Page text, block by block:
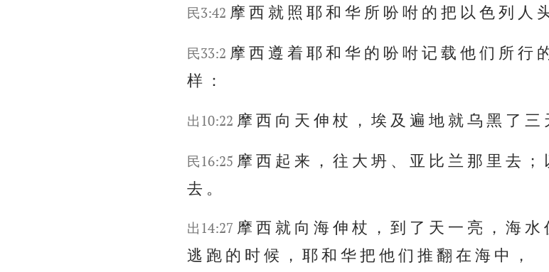
民3:42 摩 西 就 照 耶 和 华 所 吩 咐 的 把 以 色 列 人
民33:2 摩 西 遵 着 耶 和 华 的 吩 咐 记 载 他 们 所 行
样 ：
出10:22 摩 西 向 天 伸 杖 ， 埃 及 遍 地 就 乌 黑 了 三
民16:25 摩 西 起 来 ， 往 大 坍 、 亚 比 兰 那 里 去 ；
去 。
出14:27 摩 西 就 向 海 伸 杖 ， 到 了 天 一 亮 ， 海 水
逃 跑 的 时 候 ， 耶 和 华 把 他 们 推 翻 在 海 中 ，